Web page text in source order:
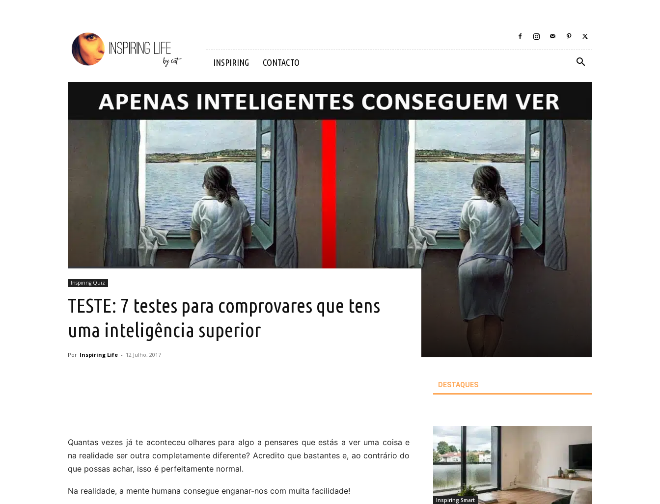
Inspiring
Life
INSPIRING CONTACTO
Inspiring Quiz
TESTE: 7 testes para comprovares que tens
uma inteligência superior
Por Inspiring Life - 12 Julho, 2017
Quantas vezes já te aconteceu olhares para algo a pensares que estás a ver uma coisa e
na realidade ser outra completamente diferente? Acredito que bastantes e, ao contrário do
que possas achar, isso é perfeitamente normal.
Na realidade, a mente humana consegue enganar-nos com muita facilidade!
DESTAQUES
Inspiring Smart